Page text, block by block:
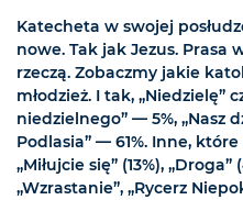
Katecheta w swojej
nowe. Tak jak Jezus. Prasa
rzeczą. Zobaczmy jakie
młodzież. I tak, „Niedzielę”
niedzielnego” — 5%, „Nasz
Podlasia” — 61%. Inne,
„Miłujcie się” (13%),
„Wzrastanie”, „Rycerz